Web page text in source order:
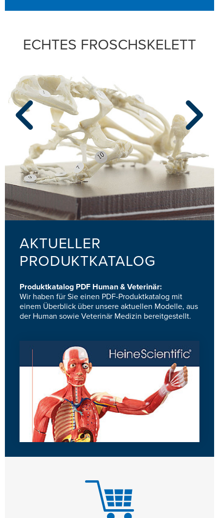
ECHTES FROSCHSKELETT
AKTUELLER
PRODUKTKATALOG
Produktkatalog PDF Human & Veterinär:
Wir haben für Sie einen PDF-Produktkatalog mit
einem Überblick über unsere aktuellen Modelle, aus
der Human sowie Veterinär Medizin bereitgestellt.